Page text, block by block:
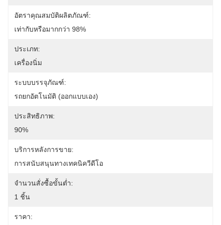
อัตราคุณสมบัติผลิตภัณฑ์:
เท่ากับหรือมากกว่า 98%
ประเภท:
เครื่องนิ่ม
ระบบบรรจุภัณฑ์:
รถยกอัตโนมัติ (ออกแบบเอง)
ประสิทธิภาพ:
90%
บริการหลังการขาย:
การสนับสนุนทางเทคนิควีดีโอ
จำนวนสั่งซื้อขั้นต่ำ:
1 ชิ้น
ราคา: